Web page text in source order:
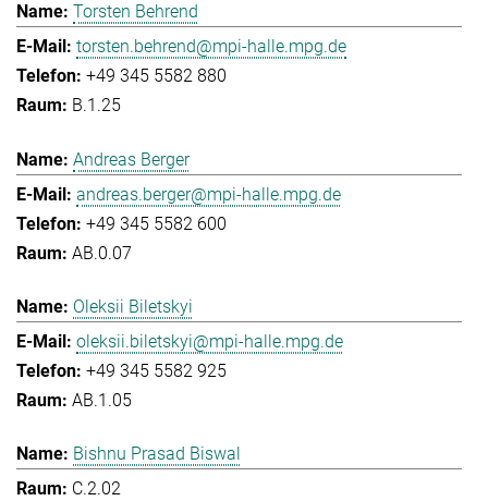
Torsten Behrend
torsten.behrend@mpi-halle.mpg.de
+49 345 5582 880
B.1.25
Andreas Berger
andreas.berger@mpi-halle.mpg.de
+49 345 5582 600
AB.0.07
Oleksii Biletskyi
oleksii.biletskyi@mpi-halle.mpg.de
+49 345 5582 925
AB.1.05
Bishnu Prasad Biswal
C.2.02